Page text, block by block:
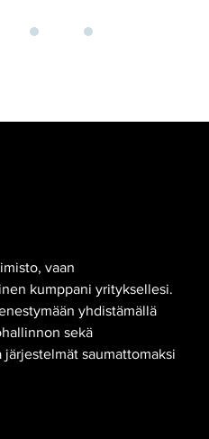
vaan
kumppani yrityksellesi.
yhdistämällä
sekä
saumattomaksi